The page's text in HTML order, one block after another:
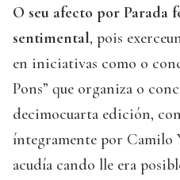
O seu afecto por Parada
sentimental, pois
en iniciativas como o
Pons” que organiza o
decimocuarta edición,
íntegramente por Camilo
acudía cando lle era